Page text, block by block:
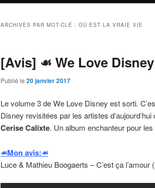
ARCHIVES PAR MOT-CLÉ : OÙ EST LA VRAIE VIE
[Avis] ☙ We Love
Publié le 20 janvier 2017
Le volume 3 de We Love Disney est sorti.
Disney revisitées par les artistes
Cerise Calixte. Un album enchanteur pour
☙Mon avis:☙
Luce & Mathieu Boogaerts – C’est ça l’amour